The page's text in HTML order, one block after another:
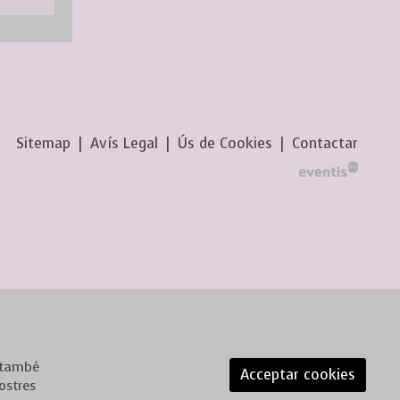
Sitemap Avís Legal Ús de Cookies Contactar
Acceptar cookies